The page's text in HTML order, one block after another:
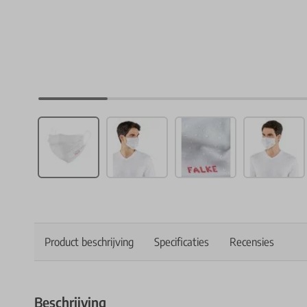
Product beschrijving Specificaties Recensies
Beschrijving